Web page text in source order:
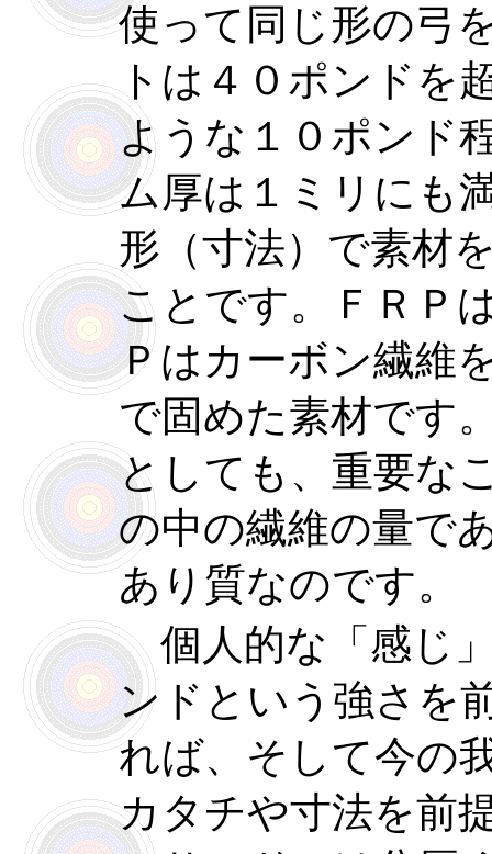
使って同じ形の弓
トは４０ポンドを
ような１０ポンド
ム厚は１ミリにも
形（寸法）で素材
ことです。ＦＲＰ
Ｐはカーボン繊維
で固めた素材です
としても、重要な
の中の繊維の量で
あり質なのです。
個人的な「感じ
ンドという強さを
れば、そして今の
カタチや寸法を前